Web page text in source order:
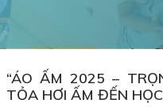
“ÁO ẤM 2025 –
TỎA HƠI ẤM ĐẾN